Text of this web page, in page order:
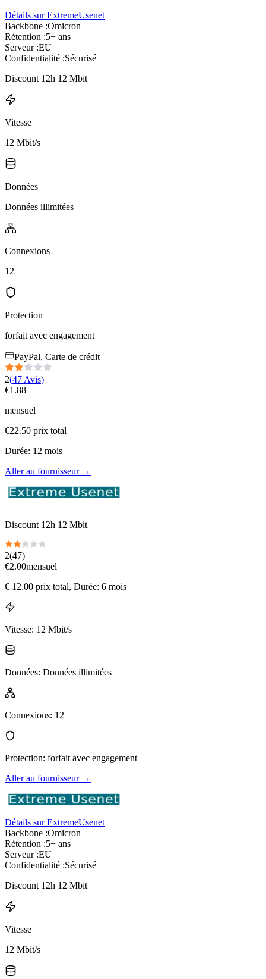
Détails sur ExtremeUsenet
Backbone :Omicron
Rétention :5+ ans
Serveur :EU
Confidentialité :Sécurisé
Discount 12h 12 Mbit
Vitesse
12 Mbit/s
Données
Données illimitées
Connexions
12
Protection
forfait avec engagement
PayPal, Carte de crédit
2(47 Avis)
€1.88
mensuel
€22.50 prix total
Durée: 12 mois
Aller au fournisseur→
Discount 12h 12 Mbit
2(47)
€2.00mensuel
€ 12.00 prix total, Durée: 6 mois
Vitesse: 12 Mbit/s
Données: Données illimitées
Connexions: 12
Protection: forfait avec engagement
Aller au fournisseur→
Détails sur ExtremeUsenet
Backbone :Omicron
Rétention :5+ ans
Serveur :EU
Confidentialité :Sécurisé
Discount 12h 12 Mbit
Vitesse
12 Mbit/s